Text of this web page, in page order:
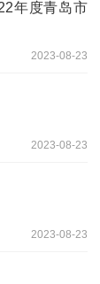
年度青岛市
2023-08-23
2023-08-23
2023-08-23